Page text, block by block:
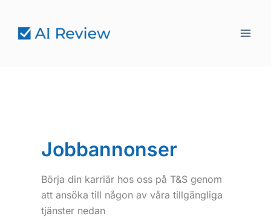
innehåll
Jobbannonser
Börja din karriär hos oss på T&S genom
att ansöka till någon av våra tillgängliga
tjänster nedan